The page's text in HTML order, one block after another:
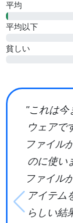
平均
平均以下
貧しい
"これは今
ウェアで
ファイル
のに使い
ファイル
アイテム
らしい結